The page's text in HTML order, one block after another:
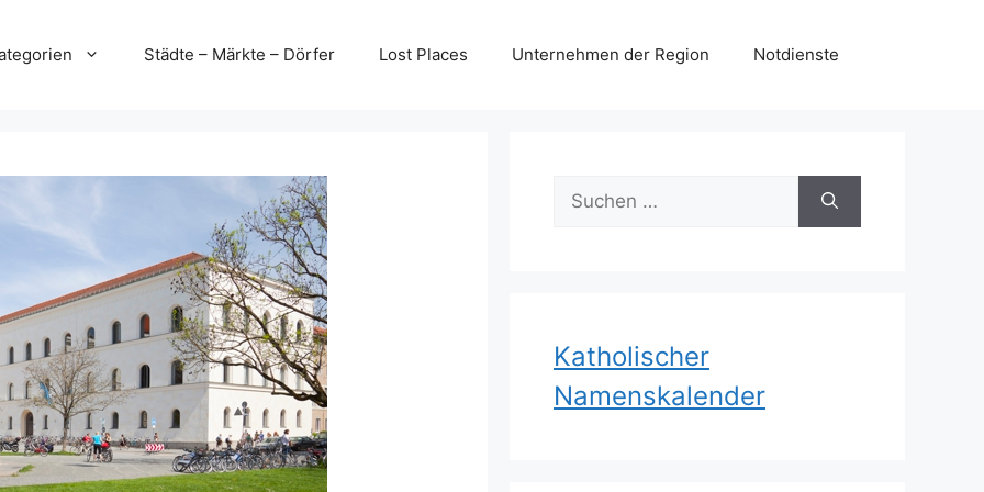
Städte – Märkte – Dörfer Lost Places Unternehmen der Region Notdienste
Suchen
nach:
Katholischer
Namenskalender